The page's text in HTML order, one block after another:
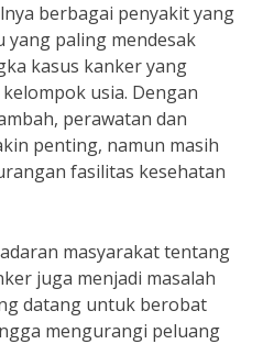
berbagai penyakit yang
yang paling mendesak
kasus kanker yang
usia. Dengan
perawatan dan
penting, namun masih
fasilitas kesehatan
masyarakat tentang
juga menjadi masalah
datang untuk berobat
mengurangi peluang